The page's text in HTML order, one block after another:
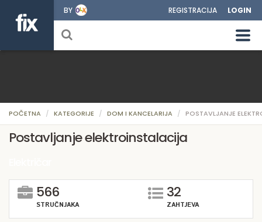
BY REGISTRACIJA LOGIN
POČETNA KATEGORIJE DOM I KANCELARIJA POSTAVLJANJE
Postavljanje elektroinstalacija
566
STRUČNJAKA
32
ZAHTJEVA